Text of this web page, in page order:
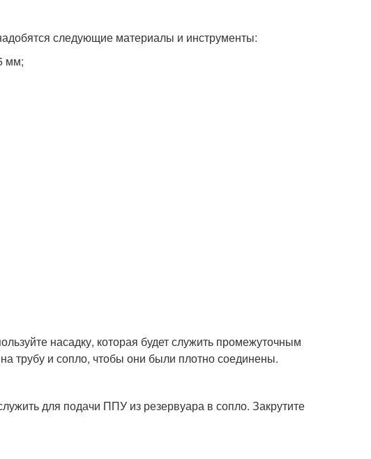
следующие материалы и инструменты:
мм;
насадку, которая будет служить промежуточным
трубу и сопло, чтобы они были плотно соединены.
для подачи ППУ из резервуара в сопло. Закрутите